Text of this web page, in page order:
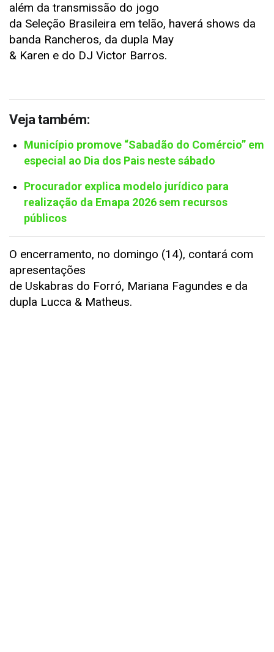
além da transmissão do jogo
da Seleção Brasileira em telão, haverá shows da
banda Rancheros, da dupla May
& Karen e do DJ Victor Barros.
Veja também:
Município promove “Sabadão do Comércio” em
especial ao Dia dos Pais neste sábado
Procurador explica modelo jurídico para
realização da Emapa 2026 sem recursos
públicos
O encerramento, no domingo (14), contará com
apresentações
de Uskabras do Forró, Mariana Fagundes e da
dupla Lucca & Matheus.